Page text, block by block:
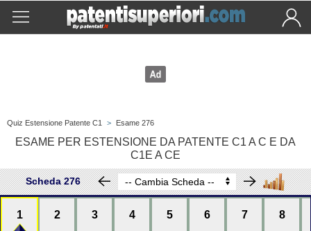
Quiz Estensione Patente C1 > Esame 276
ESAME PER ESTENSIONE DA PATENTE C1 A C E DA
C1E A CE
Scheda 276
1 2 3 4 5 6 7 8